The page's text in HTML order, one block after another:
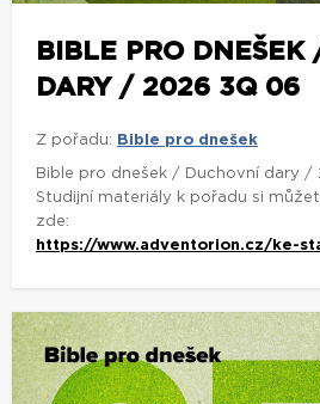
BIBLE PRO DNEŠEK
DARY / 2026 3Q 06
Z pořadu: Bible pro dnešek
Bible pro dnešek / Duchovní dary /
Studijní materiály k pořadu si
zde:
https://www.adventorion.cz/ke-